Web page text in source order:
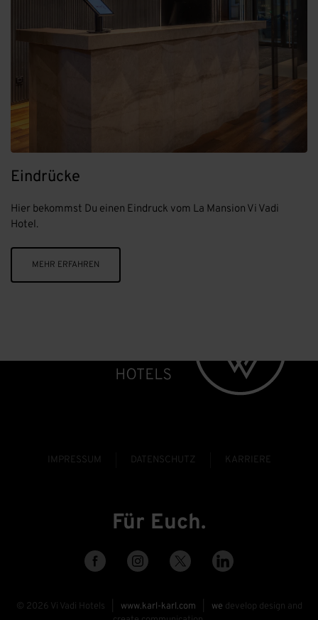
Eindrücke
Hier bekommst Du einen Eindruck vom La Mansion Vi Vadi
Hotel.
MEHR ERFAHREN
IMPRESSUM DATENSCHUTZ KARRIERE
Für Euch.
© 2026 Vi Vadi Hotels | www.karl-karl.com we develop design and